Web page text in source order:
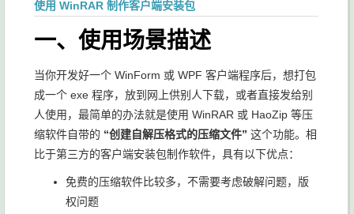
使用 WinRAR 制作客户端安装包
一、使用场景描述
当你开发好一个 WinForm 或 WPF 客户端程序后，想打包
成一个 exe 程序，放到网上供别人下载，或者直接发给别
人使用，最简单的办法就是使用 WinRAR 或 HaoZip 等压
缩软件自带的 “创建自解压格式的压缩文件” 这个功能。相
比于第三方的客户端安装包制作软件，具有以下优点：
免费的压缩软件比较多，不需要考虑破解问题，版
权问题